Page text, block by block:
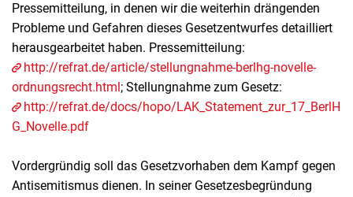
Pressemitteilung, in denen wir die weiterhin drängenden
Probleme und Gefahren dieses Gesetzentwurfes detailliert
herausgearbeitet haben. Pressemitteilung:
http://refrat.de/article/stellungnahme-berlhg-novelle-
ordnungsrecht.html; Stellungnahme zum Gesetz:
http://refrat.de/docs/hopo/LAK_Statement_zur_17_BerlH
G_Novelle.pdf
Vordergründig soll das Gesetzvorhaben dem Kampf gegen
Antisemitismus dienen. In seiner Gesetzesbegründung